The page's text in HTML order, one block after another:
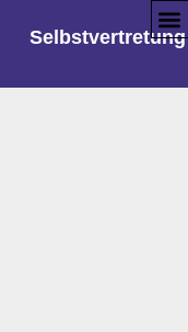
Selbstvertretung